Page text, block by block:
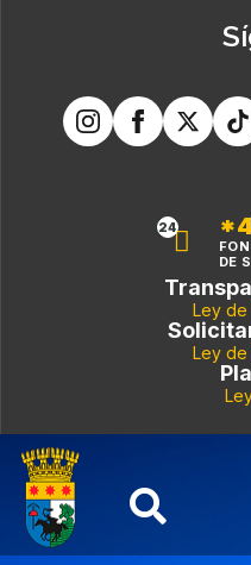
24
DE
Ley de
Ley de